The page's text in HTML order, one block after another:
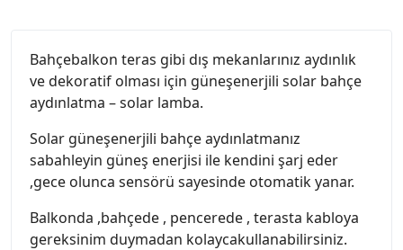
Bahçebalkon teras gibi dış mekanlarınız aydınlık
ve dekoratif olması için güneşenerjili solar bahçe
aydınlatma – solar lamba.
Solar güneşenerjili bahçe aydınlatmanız
sabahleyin güneş enerjisi ile kendini şarj eder
,gece olunca sensörü sayesinde otomatik yanar.
Balkonda ,bahçede , pencerede , terasta kabloya
gereksinim duymadan kolaycakullanabilirsiniz.